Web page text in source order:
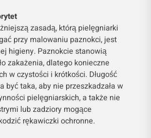
zasadą, którą pielęgniarki
przy malowaniu paznokci, jest
higieny. Paznokcie stanowią
zakażenia, dlatego konieczne
w czystości i krótkości. Długość
być taka, aby nie przeszkadzała w
pielęgniarskich, a także nie
lub zadziory mogące
rękawiczki ochronne.